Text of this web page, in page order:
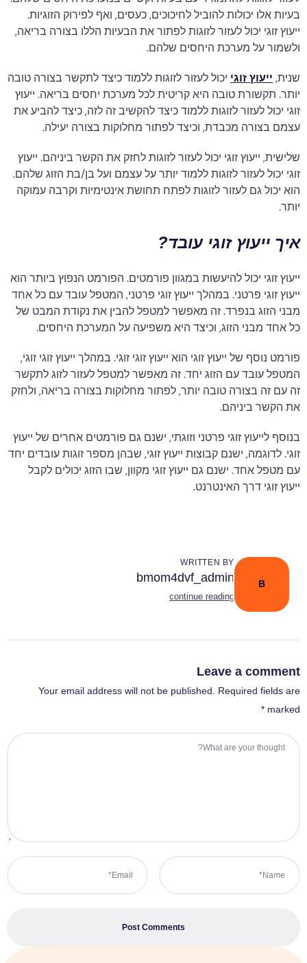
בעיות אלו יכולות להוביל לחיכוכים, כעסים, ואף לפירוק הזוגיות.
ייעוץ זוגי יכול לעזור לזוגות לפתור את הבעיות הללו בצורה בריאה,
ולשמור על מערכת היחסים שלהם.
שנית, ייעוץ זוגי יכול לעזור לזוגות ללמוד כיצד לתקשר בצורה טובה
יותר. תקשורת טובה היא קריטית לכל מערכת יחסים בריאה. ייעוץ
זוגי יכול לעזור לזוגות ללמוד כיצד להקשיב זה לזה, כיצד להביע את
עצמם בצורה מכבדת, וכיצד לפתור מחלוקות בצורה יעילה.
שלישית, ייעוץ זוגי יכול לעזור לזוגות לחזק את הקשר ביניהם. ייעוץ
זוגי יכול לעזור לזוגות ללמוד יותר על עצמם ועל בן/בת הזוג שלהם.
הוא יכול גם לעזור לזוגות לפתח תחושת אינטימיות וקרבה עמוקה
יותר.
איך ייעוץ זוגי עובד?
ייעוץ זוגי יכול להיעשות במגוון פורמטים. הפורמט הנפוץ ביותר הוא
ייעוץ זוגי פרטני. במהלך ייעוץ זוגי פרטני, המטפל עובד עם כל אחד
מבני הזוג בנפרד. זה מאפשר למטפל להבין את נקודת המבט של
כל אחד מבני הזוג, וכיצד היא משפיעה על המערכת היחסים.
פורמט נוסף של ייעוץ זוגי הוא ייעוץ זוגי זוגי. במהלך ייעוץ זוגי זוגי,
המטפל עובד עם הזוג יחד. זה מאפשר למטפל לעזור לזוג לתקשר
זה עם זה בצורה טובה יותר, לפתור מחלוקות בצורה בריאה, ולחזק
את הקשר ביניהם.
בנוסף לייעוץ זוגי פרטני וזוגתי, ישנם גם פורמטים אחרים של ייעוץ
זוגי. לדוגמה, ישנם קבוצות ייעוץ זוגי, שבהן מספר זוגות עובדים יחד
עם מטפל אחד. ישנם גם ייעוץ זוגי מקוון, שבו הזוג יכולים לקבל
ייעוץ זוגי דרך האינטרנט.
B
WRITTEN BY
bmom4dvf_admin
continue reading
Leave a comment
Your email address will not be published. Required fields are
marked *
Post Comments